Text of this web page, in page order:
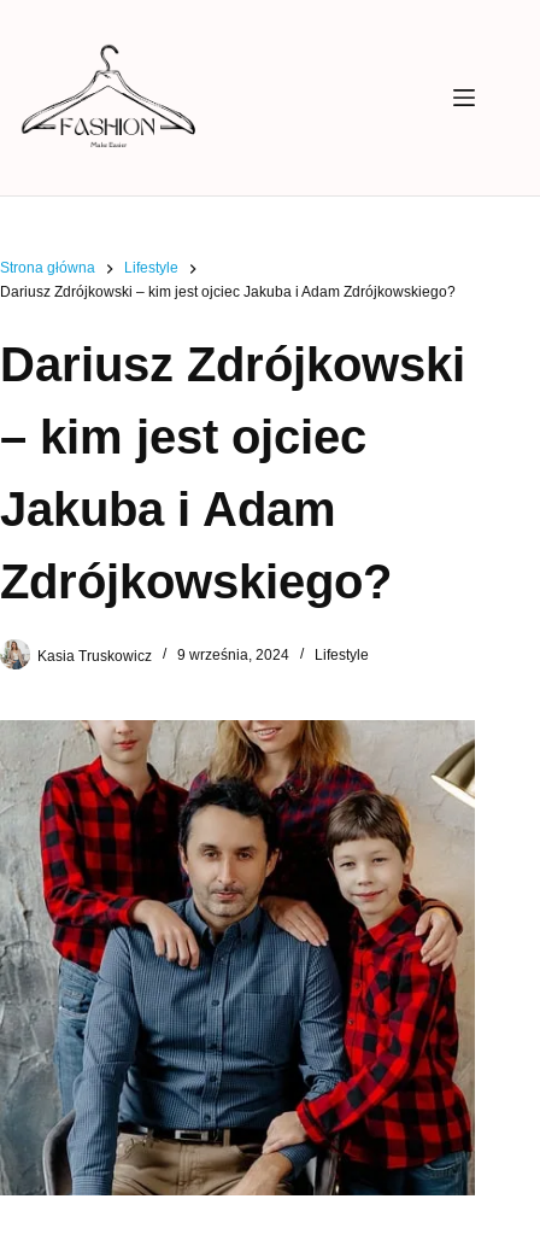
Strona główna
Lifestyle
Dariusz Zdrójkowski – kim jest ojciec Jakuba i Adam Zdrójkowskiego?
Dariusz Zdrójkowski
– kim jest ojciec
Jakuba i Adam
Zdrójkowskiego?
Kasia Truskowicz 9 września, 2024 Lifestyle